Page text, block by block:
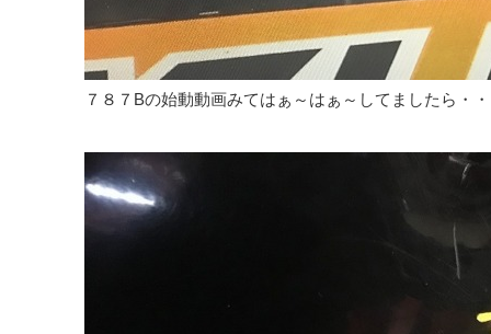
７８７Bの始動動画みてはぁ～はぁ～してましたら・